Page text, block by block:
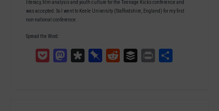
literacy, film analysis and youth culture for the Teenage Kicks conference and
was accepted. So I went to Keele University (Staffordshire, England) for my first
non-national conference.
Spread the Word:
Pocket MastodonDiasporaPinboardReddit Buffer Print